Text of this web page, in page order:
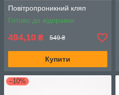
Повітропроникний кляп
Готово до відправки
494,10 ₴ 549 ₴
Купити
–10%